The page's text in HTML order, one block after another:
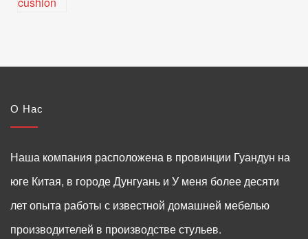
О Нас
Наша компания расположена в провинции Гуандун на
юге Китая, в городе Дунгуань и У меня более десяти
лет опыта работы с известной домашней мебелью
производителей в производстве стульев.